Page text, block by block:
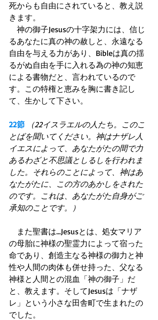
死からも自由にされていると、教え説
きます。
神の御子Jesusの十字架力には、信じ
るあなたに真の神の赦しと、永遠なる
自由を与える力があり、Bibleは真の揺
るがぬ自由を手に入れる為の神の知恵
による書物だと、言われているので
す。この特権と恵みを胸に書き記し
て、生かして下さい。
22節
（22イスラエルの人たち。このこ
とばを聞いてください。神はナザレ人
イエスによって、あなたがたの間で力
あるわざと不思議としるしを行われま
した。それらのことによって、神はあ
なたがたに、この方のあかしをされた
のです。これは、あなたがた自身がご
承知のことです。）
また聖書は...Jesusとは、処女マリア
の母胎に神様の聖霊力によって宿った
命であり、創造主なる神様の御力と神
性や人間の肉体も併せ持った、父なる
神様と人間との混血「神の御子」だ
と、教えます。そしてJesusは「ナザ
レ」という小さな田舎町で生まれたの
でした。